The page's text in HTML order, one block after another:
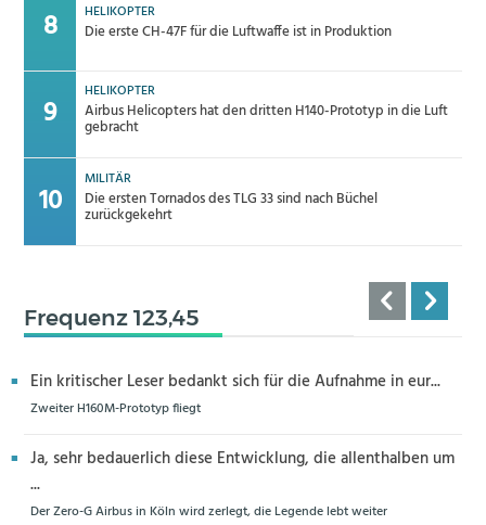
HELIKOPTER
Die erste CH-47F für die Luftwaffe ist in Produktion
HELIKOPTER
Airbus Helicopters hat den dritten H140-Prototyp in die Luft
gebracht
MILITÄR
Die ersten Tornados des TLG 33 sind nach Büchel
zurückgekehrt
Frequenz 123,45
Ein kritischer Leser bedankt sich für die Aufnahme in eur...
Zweiter H160M-Prototyp fliegt
Ja, sehr bedauerlich diese Entwicklung, die allenthalben um
...
Der Zero-G Airbus in Köln wird zerlegt, die Legende lebt weiter